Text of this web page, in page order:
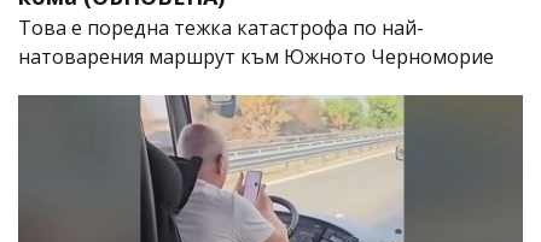
Това е поредна тежка катастрофа по най-
натоварения маршрут към Южното Черноморие